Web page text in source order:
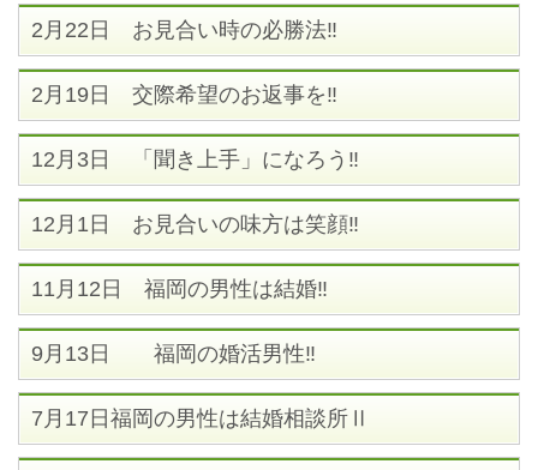
2月22日 お見合い時の必勝法‼
2月19日 交際希望のお返事を‼
12月3日 「聞き上手」になろう‼
12月1日 お見合いの味方は笑顔‼
11月12日 福岡の男性は結婚‼
9月13日 福岡の婚活男性‼
7月17日福岡の男性は結婚相談所Ⅱ